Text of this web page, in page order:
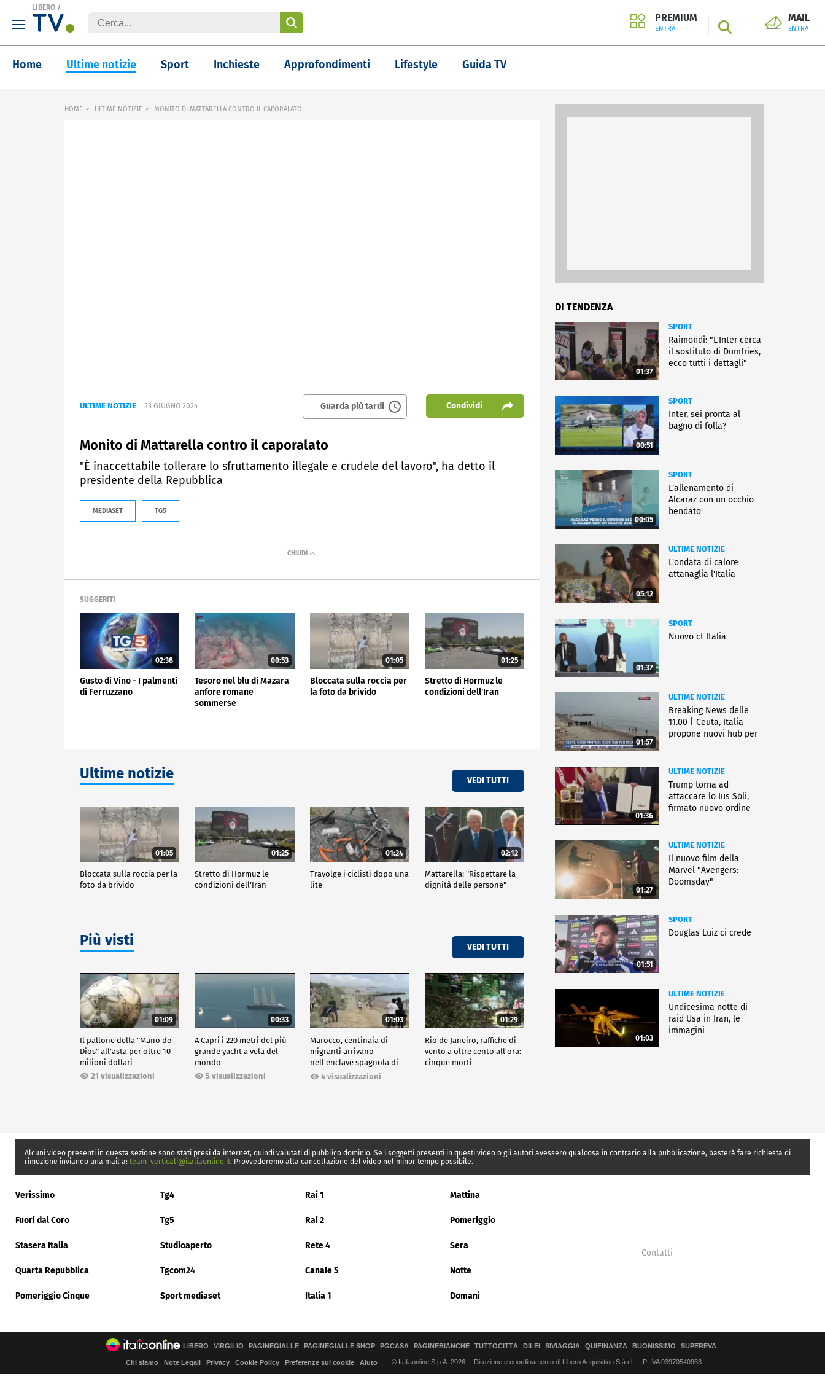
LIBERO /
PREMIUM
ENTRA SEARCH
MAIL
ENTRA
Home Ultime notizie Sport Inchieste Approfondimenti Lifestyle Guida TV
HOME ULTIME NOTIZIE MONITO DI MATTARELLA CONTRO IL CAPORALATO
ULTIME NOTIZIE 23 GIUGNO 2024 Guarda più tardi Condividi
Monito di Mattarella contro il caporalato
"È inaccettabile tollerare lo sfruttamento illegale e crudele del lavoro", ha detto il
presidente della Repubblica
MEDIASET TG5
SUGGERITI
02:38
Gusto di Vino - I palmenti
di Ferruzzano
00:53
Tesoro nel blu di Mazara
anfore romane
sommerse
01:05
Bloccata sulla roccia per
la foto da brivido
01:25
Stretto di Hormuz le
condizioni dell'Iran
Ultime notizie VEDI TUTTI
01:05
Bloccata sulla roccia per la
foto da brivido
01:25
Stretto di Hormuz le
condizioni dell'Iran
01:24
Travolge i ciclisti dopo una
lite
02:12
Mattarella: "Rispettare la
dignità delle persone"
Più visti VEDI TUTTI
01:09
Il pallone della "Mano de
Dios" all'asta per oltre 10
milioni dollari
21 visualizzazioni
00:33
A Capri i 220 metri del più
grande yacht a vela del
mondo
5 visualizzazioni
01:03
Marocco, centinaia di
migranti arrivano
nell'enclave spagnola di
Ceuta4 visualizzazioni
01:29
Rio de Janeiro, raffiche di
vento a oltre cento all'ora:
cinque morti
DI TENDENZA
01:37
SPORT
Raimondi: "L'Inter cerca
il sostituto di Dumfries,
ecco tutti i dettagli"
00:51
SPORT
Inter, sei pronta al
bagno di folla?
00:05
SPORT
L'allenamento di
Alcaraz con un occhio
bendato
05:12
ULTIME NOTIZIE
L'ondata di calore
attanaglia l'Italia
01:37
SPORT
Nuovo ct Italia
01:57
ULTIME NOTIZIE
Breaking News delle
11.00 | Ceuta, Italia
propone nuovi hub per
01:36
ULTIME NOTIZIE
Trump torna ad
attaccare lo Ius Soli,
firmato nuovo ordine
01:27
ULTIME NOTIZIE
Il nuovo film della
Marvel "Avengers:
Doomsday"
01:51
SPORT
Douglas Luiz ci crede
01:03
ULTIME NOTIZIE
Undicesima notte di
raid Usa in Iran, le
immagini
Alcuni video presenti in questa sezione sono stati presi da internet, quindi valutati di pubblico dominio. Se i soggetti presenti in questi video o gli autori avessero qualcosa in contrario alla pubblicazione, basterà fare richiesta di
rimozione inviando una mail a: team_verticali@italiaonline.it. Provvederemo alla cancellazione del video nel minor tempo possibile.
Verissimo Tg4 Rai 1 Mattina
Fuori dal Coro Tg5 Rai 2 Pomeriggio
Stasera Italia Studioaperto Rete 4 Sera
Quarta Repubblica Tgcom24 Canale 5 Notte
Pomeriggio Cinque Sport mediaset Italia 1 Domani
Contatti
LIBERO VIRGILIO PAGINEGIALLE PAGINEGIALLE SHOP PGCASA PAGINEBIANCHE TUTTOCITTÀ DILEI SIVIAGGIA QUIFINANZA BUONISSIMO SUPEREVA
Chi siamo Note Legali Privacy Cookie Policy Preferenze sui cookie Aiuto © Italiaonline S.p.A. 2026 Direzione e coordinamento di Libero Acquisition S.á r.l. P. IVA 03970540963